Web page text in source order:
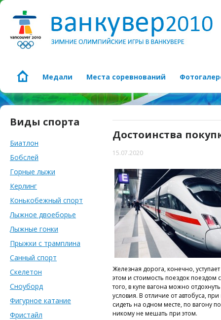
Медали Места соревнований
Виды спорта
Биатлон
Бобслей
Горные лыжи
Керлинг
Конькобежный спорт
Лыжное двоеборье
Лыжные гонки
Прыжки с трамплина
Санный спорт
Скелетон
Сноуборд
Фигурное катание
Фристайл
Достоинства
15.07.2020
Железная дорога, конечно,
этом и стоимость поездок
того, в купе вагона можно
условия. В отличие от автобуса,
сидеть на одном месте, по вагону
никому не мешать при этом.